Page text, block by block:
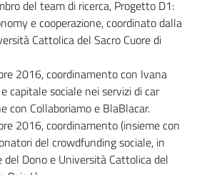
del team di ricerca, Progetto D1:
e cooperazione, coordinato dalla
Cattolica del Sacro Cuore di
2016, coordinamento con Ivana
capitale sociale nei servizi di car
con Collaboriamo e BlaBlacar.
2016, coordinamento (insieme con
del crowdfunding sociale, in
Dono e Università Cattolica del